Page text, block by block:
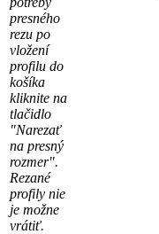
presného
rezu po
vložení
profilu do
košíka
kliknite na
tlačidlo
"Narezať
na presný
rozmer".
Rezané
profily nie
je možne
vrátiť.